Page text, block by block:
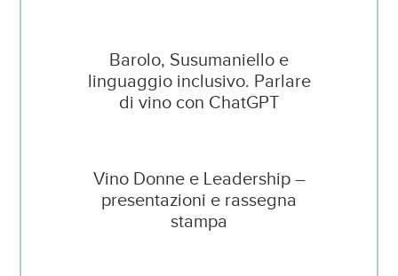
Barolo, Susumaniello e
linguaggio inclusivo. Parlare
di vino con ChatGPT
Vino Donne e Leadership –
presentazioni e rassegna
stampa